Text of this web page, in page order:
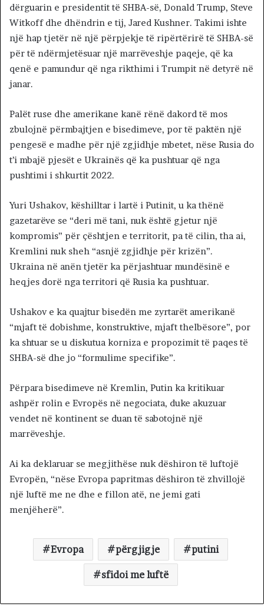
dërguarin e presidentit të SHBA-së, Donald Trump, Steve
Witkoff dhe dhëndrin e tij, Jared Kushner. Takimi ishte
një hap tjetër në një përpjekje të ripërtërirë të SHBA-së
për të ndërmjetësuar një marrëveshje paqeje, që ka
qenë e pamundur që nga rikthimi i Trumpit në detyrë në
janar.
Palët ruse dhe amerikane kanë rënë dakord të mos
zbulojnë përmbajtjen e bisedimeve, por të paktën një
pengesë e madhe për një zgjidhje mbetet, nëse Rusia do
t’i mbajë pjesët e Ukrainës që ka pushtuar që nga
pushtimi i shkurtit 2022.
Yuri Ushakov, këshilltar i lartë i Putinit, u ka thënë
gazetarëve se “deri më tani, nuk është gjetur një
kompromis” për çështjen e territorit, pa të cilin, tha ai,
Kremlini nuk sheh “asnjë zgjidhje për krizën”.
Ukraina në anën tjetër ka përjashtuar mundësinë e
heqjes dorë nga territori që Rusia ka pushtuar.
Ushakov e ka quajtur bisedën me zyrtarët amerikanë
“mjaft të dobishme, konstruktive, mjaft thelbësore”, por
ka shtuar se u diskutua korniza e propozimit të paqes të
SHBA-së dhe jo “formulime specifike”.
Përpara bisedimeve në Kremlin, Putin ka kritikuar
ashpër rolin e Evropës në negociata, duke akuzuar
vendet në kontinent se duan të sabotojnë një
marrëveshje.
Ai ka deklaruar se megjithëse nuk dëshiron të luftojë
Evropën, “nëse Evropa papritmas dëshiron të zhvillojë
një luftë me ne dhe e fillon atë, ne jemi gati
menjëherë”.
Evropa përgjigje putini
sfidoi me luftë